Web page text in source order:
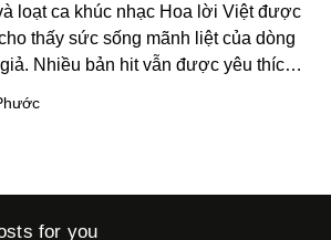
loạt ca khúc nhạc Hoa lời Việt được
thấy sức sống mãnh liệt của dòng
Nhiều bản hit vẫn được yêu thích
for you